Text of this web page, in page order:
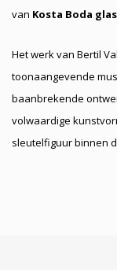
van Kosta Boda
Het werk van Bertil
toonaangevende
baanbrekende
volwaardige
sleutelfiguur binnen